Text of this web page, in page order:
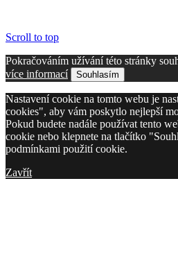
Scroll to top
Pokračováním užívání této stránky
více informací
Souhlasím
Nastavení cookie na tomto webu je
cookies", aby vám poskytlo nejlepší
Pokud budete nadále používat tento
cookie nebo klepnete na tlačítko
podmínkami použití cookie.
Zavřít